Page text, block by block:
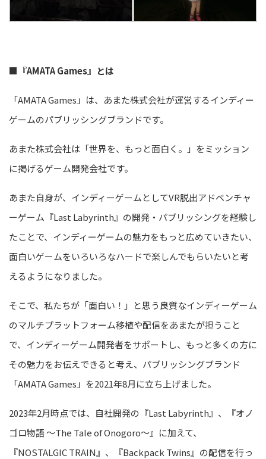
■『AMATA Games』とは
「AMATA Games」は、あまた株式会社が運営するインディー
ゲームのパブリッシングブランドです。
あまた株式会社は「世界を、もっと面白く。」をミッション
に掲げるゲーム開発会社です。
あまた自身が、インディーゲームとしてVR脱出アドベンチャ
ーゲーム『Last Labyrinth』の開発・パブリッシングを経験し
たことで、インディーゲームの魅力をもっと広めていきたい、
面白いゲームをいろいろなハードで楽しんでもらいたいと考
えるようになりました。
そこで、私たちが「面白い！」と思う良質なインディーゲーム
のマルチプラットフォーム移植や配信をあまたが担うこと
で、インディーゲーム開発者をサポートし、もっと多くの方に
その魅力をお伝えできると考え、パブリッシングブランド
「AMATA Games」を2021年8月に立ち上げました。
2023年2月時点では、自社開発の『Last Labyrinth』、『オノ
ゴロ物語 ～The Tale of Onogoro～』に加えて、
『NOSTALGIC TRAIN』、『Backpack Twins』の配信を行っ